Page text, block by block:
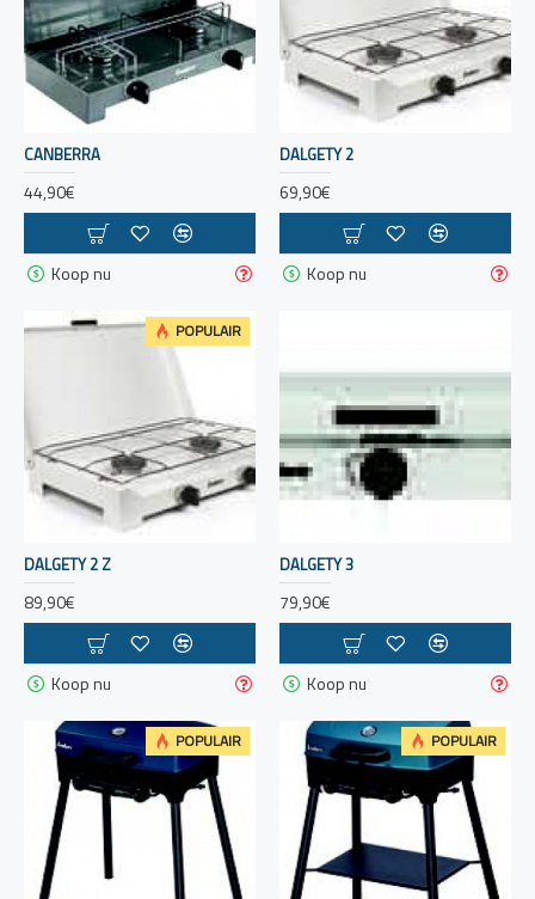
CANBERRA
44,90€
Koop nu
DALGETY 2
69,90€
Koop nu
POPULAIR
DALGETY 2 Z
89,90€
Koop nu
DALGETY 3
79,90€
Koop nu
POPULAIR POPULAIR